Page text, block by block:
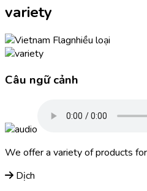
variety
nhiều loại
Câu ngữ cảnh
We offer a variety of products
Dịch